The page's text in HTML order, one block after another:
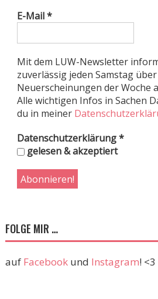
E-Mail*
Mit dem LUW-Newsletter
zuverlässig jeden Samstag
Neuerscheinungen der Woche
Alle wichtigen Infos in Sachen
du in meiner
Datenschutzerklärung*
gelesen & akzeptiert
FOLGE MIR …
auf Facebookund Instagram! <3